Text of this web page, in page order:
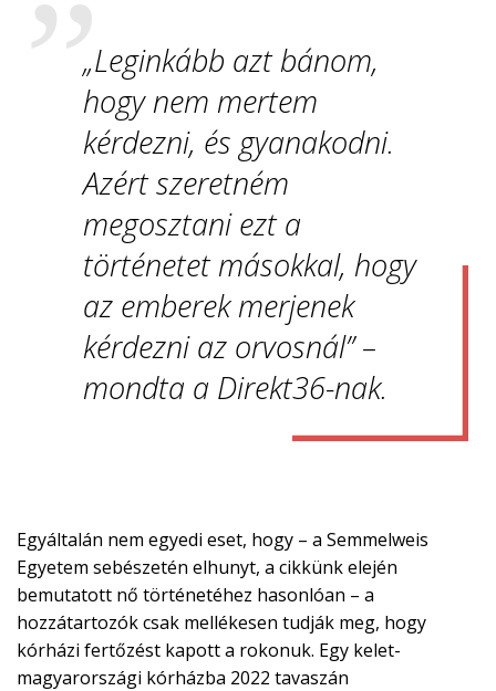
„Leginkább azt bánom,
hogy nem mertem
kérdezni, és gyanakodni.
Azért szeretném
megosztani ezt a
történetet másokkal, hogy
az emberek merjenek
kérdezni az orvosnál” –
mondta a Direkt36-nak.
Egyáltalán nem egyedi eset, hogy – a Semmelweis
Egyetem sebészetén elhunyt, a cikkünk elején
bemutatott nő történetéhez hasonlóan – a
hozzátartozók csak mellékesen tudják meg, hogy
kórházi fertőzést kapott a rokonuk. Egy kelet-
magyarországi kórházba 2022 tavaszán